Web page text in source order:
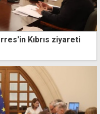
Kıbrıs ziyareti